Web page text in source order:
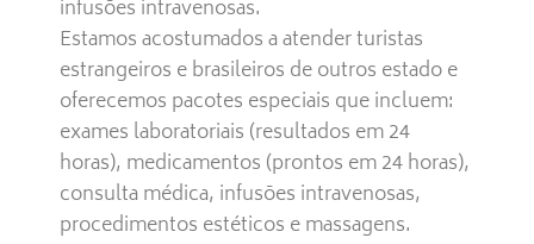
infusões intravenosas.
Estamos acostumados a atender turistas
estrangeiros e brasileiros de outros estado e
oferecemos pacotes especiais que incluem:
exames laboratoriais (resultados em 24
horas), medicamentos (prontos em 24 horas),
consulta médica, infusões intravenosas,
procedimentos estéticos e massagens.